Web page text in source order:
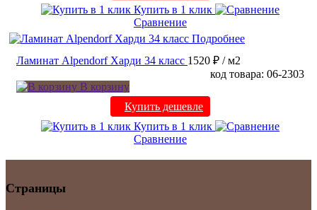
Купить в 1 клик
Сравнение
Подробнее
Ламинат Alpendorf Харди 34 класс 1520 ₽ / м2
код товара: 06-2303
В корзину
Купить дешевле
Купить в 1 клик
Сравнение
Страницы